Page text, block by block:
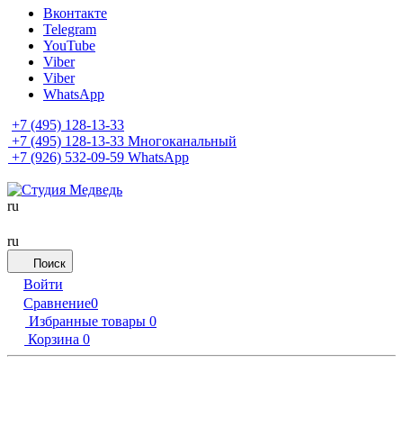
Вконтакте
Telegram
YouTube
Viber
Viber
WhatsApp
+7 (495) 128-13-33
+7 (495) 128-13-33 Многоканальный
+7 (926) 532-09-59 WhatsApp
ru
ru
Поиск
Войти
Сравнение0
Избранные товары 0
Корзина 0